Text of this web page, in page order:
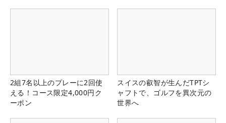
2組7名以上のプレーに2回使
える！コース限定4,000円ク
ーポン
スイスの叡智が生んだTPTシ
ャフトで、ゴルフを異次元の
世界へ